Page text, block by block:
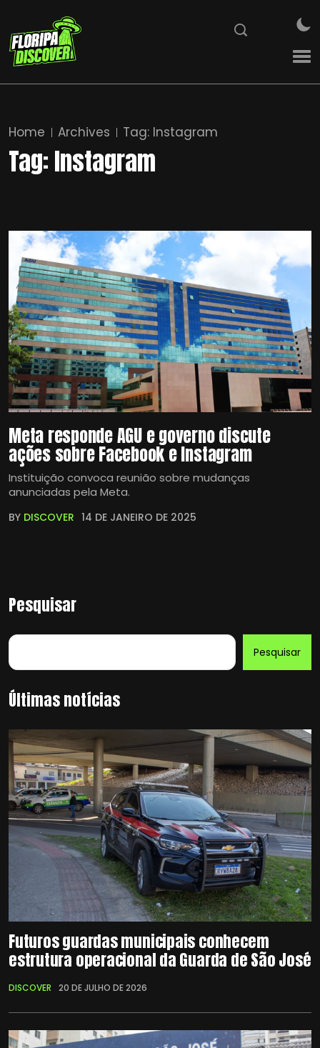
Home Archives Tag: Instagram
Tag:Instagram
Meta responde AGU e governo discute
ações sobre Facebook e Instagram
Instituição convoca reunião sobre mudanças
anunciadas pela Meta.
BY DISCOVER 14 DE JANEIRO DE 2025
Pesquisar
Pesquisar
Últimas notícias
Futuros guardas municipais conhecem
estrutura operacional da Guarda de São José
DISCOVER 20 DE JULHO DE 2026